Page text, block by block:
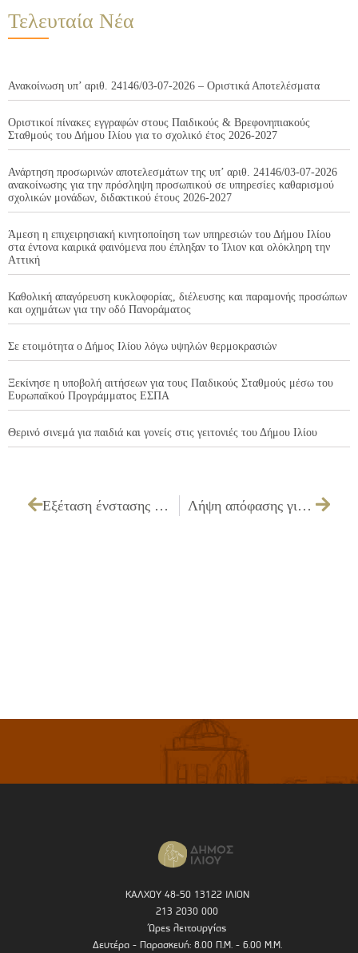
Τελευταία Νέα
Ανακοίνωση υπ’ αριθ. 24146/03-07-2026 – Οριστικά Αποτελέσματα
Οριστικοί πίνακες εγγραφών στους Παιδικούς & Βρεφονηπιακούς
Σταθμούς του Δήμου Ιλίου για το σχολικό έτος 2026-2027
Ανάρτηση προσωρινών αποτελεσμάτων της υπ’ αριθ. 24146/03-07-2026
ανακοίνωσης για την πρόσληψη προσωπικού σε υπηρεσίες καθαρισμού
σχολικών μονάδων, διδακτικού έτους 2026-2027
Άμεση η επιχειρησιακή κινητοποίηση των υπηρεσιών του Δήμου Ιλίου
στα έντονα καιρικά φαινόμενα που έπληξαν το Ίλιον και ολόκληρη την
Αττική
Καθολική απαγόρευση κυκλοφορίας, διέλευσης και παραμονής προσώπων
και οχημάτων για την οδό Πανοράματος
Σε ετοιμότητα ο Δήμος Ιλίου λόγω υψηλών θερμοκρασιών
Ξεκίνησε η υποβολή αιτήσεων για τους Παιδικούς Σταθμούς μέσω του
Ευρωπαϊκού Προγράμματος ΕΣΠΑ
Θερινό σινεμά για παιδιά και γονείς στις γειτονιές του Δήμου Ιλίου
Εξέταση ένστασης του υποψηφίου προμηθευτή «ΓΕΩΡΓΙΟΣ ΚΩΝ. ΤΟΥΦΕΚΟΥΛΑΣ», κατά συμμετοχής εταιρείας στο διαγωνισμό για την ανάθεση της εργασίας «Εργασίες καθαρισμού – προστασίας των πινακίδων σήμανσης οδικής κυκλοφορίας, οδοσήμων και φανοστατών του Δήμου» Λήψη απόφασης για χορήγηση αδειών ίδρυσης & λειτουργίας καταστημάτων υγειονομικού ενδιαφέροντος
ΚΑΛΧΟΥ 48-50 13122 ΙΛΙΟΝ
213 2030 000
Ώρες λειτουργίας
Δευτέρα - Παρασκευή: 8.00 Π.Μ. - 6.00 Μ.Μ.